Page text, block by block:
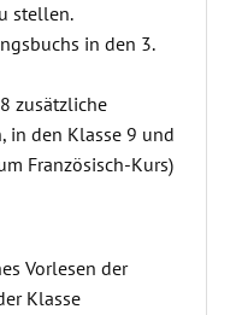
stellen.
in den 3.
zusätzliche
in den Klasse 9 und
Französisch-Kurs)
Vorlesen der
Klasse